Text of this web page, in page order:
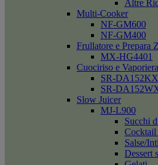
Altre
Multi-Cooker
NF-GM600
NF-GM400
Frullatore e Prepara
MX-HG4401
Cuociriso e Vaporiera
SR-
SR-
Slow Juicer
MJ-L900
Succhi
Cocktail
Salse/
Dessert